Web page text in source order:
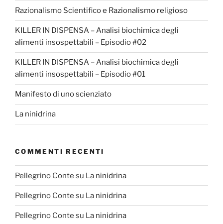
Razionalismo Scientifico e Razionalismo religioso
KILLER IN DISPENSA – Analisi biochimica degli
alimenti insospettabili – Episodio #02
KILLER IN DISPENSA – Analisi biochimica degli
alimenti insospettabili – Episodio #01
Manifesto di uno scienziato
La ninidrina
COMMENTI RECENTI
Pellegrino Conte su La ninidrina
Pellegrino Conte su La ninidrina
Pellegrino Conte su La ninidrina